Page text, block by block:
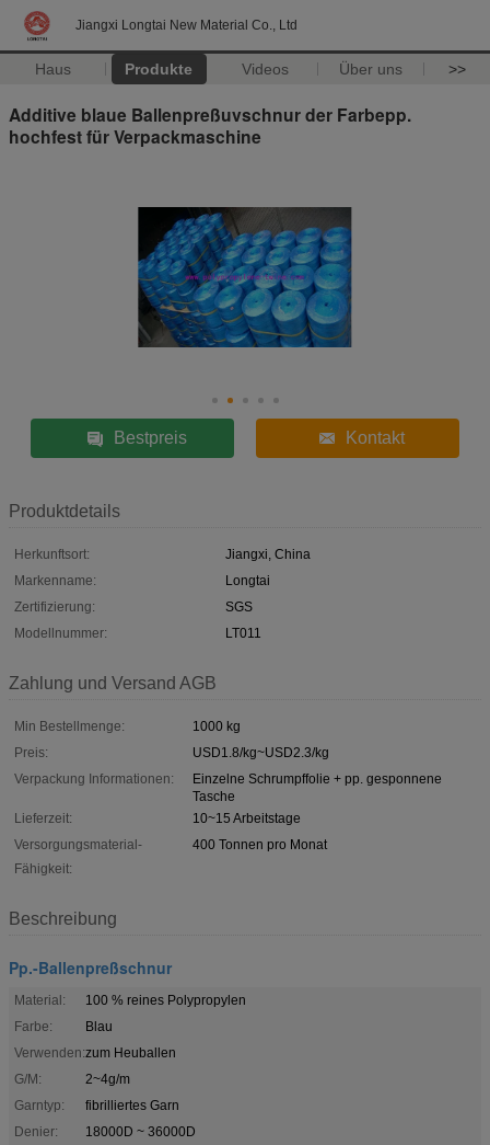
Jiangxi Longtai New Material Co., Ltd
Haus Produkte Videos Über uns >>
Additive blaue Ballenpreßuvschnur der Farbepp.
hochfest für Verpackmaschine
Bestpreis Kontakt
Produktdetails
Herkunftsort:
Jiangxi, China
Markenname:
Longtai
Zertifizierung:
SGS
Modellnummer:
LT011
Zahlung und Versand AGB
Min Bestellmenge:
1000 kg
Preis:
USD1.8/kg~USD2.3/kg
Verpackung Informationen:
Einzelne Schrumpffolie + pp. gesponnene
Tasche
Lieferzeit:
10~15 Arbeitstage
Versorgungsmaterial-
Fähigkeit:
400 Tonnen pro Monat
Beschreibung
Pp.-Ballenpreßschnur
Material:
100 % reines Polypropylen
Farbe:
Blau
Verwenden:zum Heuballen
G/M:
2~4g/m
Garntyp:
fibrilliertes Garn
Denier:
18000D ~ 36000D